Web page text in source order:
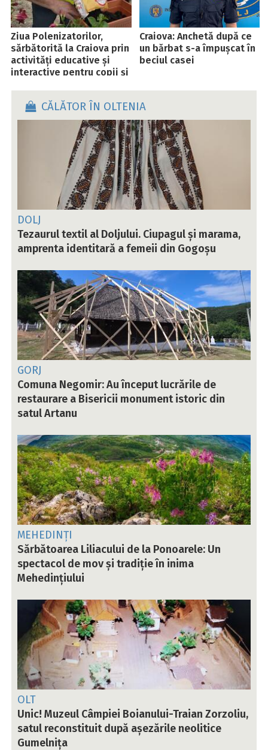
Ziua Polenizatorilor,
sărbătorită la Craiova prin
activități educative și
interactive pentru copii și
Craiova: Anchetă după ce
un bărbat s-a împușcat în
beciul casei
CĂLĂTOR ÎN OLTENIA
DOLJ
Tezaurul textil al Doljului. Ciupagul și marama,
amprenta identitară a femeii din Gogoșu
GORJ
Comuna Negomir: Au început lucrările de
restaurare a Bisericii monument istoric din
satul Artanu
MEHEDINȚI
Sărbătoarea Liliacului de la Ponoarele: Un
spectacol de mov și tradiție în inima
Mehedințiului
OLT
Unic! Muzeul Câmpiei Boianului-Traian Zorzoliu,
satul reconstituit după așezările neolitice
Gumelnița